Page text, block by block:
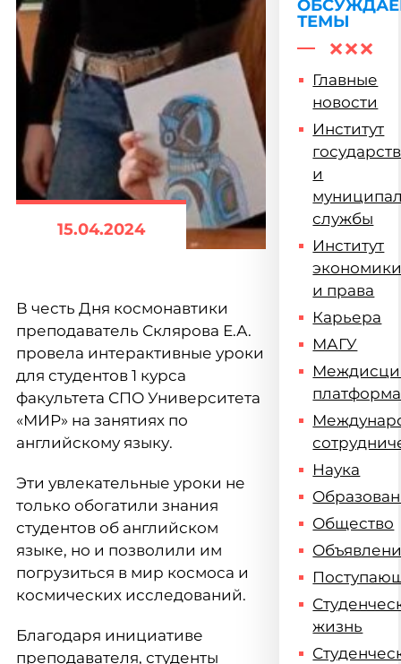
15.04.2024
В честь Дня космонавтики
преподаватель Склярова Е.А.
провела интерактивные уроки
для студентов 1 курса
факультета СПО Университета
«МИР» на занятиях по
английскому языку.
Эти увлекательные уроки не
только обогатили знания
студентов об английском
языке, но и позволили им
погрузиться в мир космоса и
космических исследований.
Благодаря инициативе
преподавателя, студенты
ТЕМЫ
Главные
новости
Институт
и
службы
Институт
и права
Карьера
МАГУ
платформа
Наука
Общество
жизнь